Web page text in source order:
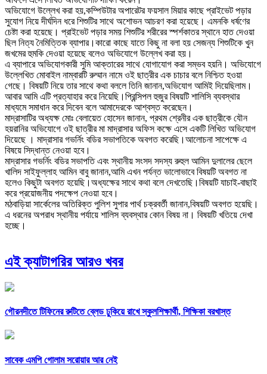
অভিযোগে উল্লেখ করা হয়,কম্পিউটার অপারেটর ফয়সাল মিয়ার কাছে প্রাইভেট পড়ার
সুযোগ নিয়ে দীর্ঘদিন ধরে শিশুটির সাথে অশোভন আচরণ করা হয়েছে। এমনকি ধর্ষণের
চেষ্টা করা হয়েছে। প্রাইভেট পড়ার সময় শিশুটির শরীরের স্পর্শকাতর স্থানে হাত দেওয়া
ছিল নিত্য নৈমিত্তিক ব্যাপার।কারো কাছে যাতে কিছু না বলা হয় সেজন্য শিশুটিকে খুন
জখমের হুমকি দেওয়া হয়েছে বলেও অভিযোগে উল্লেখ করা হয়।
এ ব্যাপারে অভিযোগকারী সুমি আক্তারের সাথে যোগাযোগ করা সম্ভব হয়নি। অভিযোগে
উল্লেখিত মোবাইল নাম্বারটি রুম্মান নামে ওই ছাত্রীর এক চাচার বলে নিশ্চিত হওয়া
গেছে। বিষয়টি নিয়ে তার সাথে কথা বললে তিনি জানান,অভিযোগ আমিই দিয়েছিলাম।
আবার আমি এটি প্রত্যাহার করে নিয়েছি।প্রিন্সিপল হুজুর বিষয়টি শালিসি ব্যবস্থার
মাধ্যমে সমাধান করে দিবেন বলে আমাদেরকে আশ্বস্ত করেছেন।
মাদ্রাসাটির অধ্যক্ষ মোঃ বেলায়েত হোসেন জানান, প্রথম শ্রেনীর এক ছাত্রীকে যৌন
হয়রানির অভিযোগে ওই ছাত্রীর মা মাদ্রাসার অফিস কক্ষে এসে একটি লিখিত অভিযোগ
দিয়েছে । মাদ্রাসার গভর্নিং বডির সভাপতিকে অবগত করেছি।আলোচনা সাপেক্ষে এ
বিষয়ে সিদ্ধান্ত নেওয়া হবে।
মাদ্রাসার গভর্নিং বডির সভাপতি এবং স্থানীয় সংসদ সদস্য রুহুল আমিন দুলালের ছেলে
খালিদ সাইফুল্লাহ আমিন বাবু জানান,আমি এখন পর্যন্ত ভালোভাবে বিষয়টি অবগত না
হলেও কিছুটা অবগত হয়েছি।অধ্যক্ষের সাথে কথা বলে দেখতেছি।বিষয়টি যাচাই-বাছাই
করে প্রয়োজনীয় পদক্ষেপ নেওয়া হবে।
মঠবাড়িয়া সার্কেলের অতিরিক্ত পুলিশ সুপার পার্থ চক্রবর্তী জানান,বিষয়টি অবগত হয়েছি।
এ ধরনের অপরাধ স্থানীয় পর্যায়ে শালিস ব্যবস্থার কোন বিষয় না। বিষয়টি খতিয়ে দেখা
হচ্ছে।
এই ক্যাটাগরির আরও খবর
গৌরনদীতে টিফিনের রুটিতে ব্লেড ঢুকিয়ে রাখে স্কুলশিক্ষার্থী, শিক্ষিকা বরখাস্ত
সাবেক এমপি গোলাম সরোয়ার আর নেই